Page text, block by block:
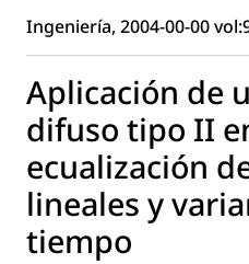
Ingeniería, 2004-00-00
Aplicación de
difuso tipo II
ecualización
lineales y
tiempo